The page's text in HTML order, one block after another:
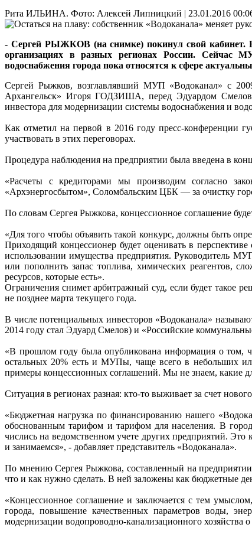
Рита ИЛЬИНА. Фото: Алексей Липницкий | 23.01.2016
- Сергей РЫЖКОВ(на снимке) покинул свой
организациях в разных регионах России. Сейчас
водоснабжения города пока относятся к сфере
Сергей Рыжков, возглавлявший МУП «Водоканал» с
Архангельск» Игоря ГОДЗИША, перед Эдуардом
инвестора для модернизации системы водоснабжения и
Как отметил на первой в 2016 году пресс-конференции
участвовать в этих переговорах.
Процедура наблюдения на предприятии была введена в
«Расчеты с кредиторами мы производим согласно
«Архэнергосбытом», Соломбальским ЦБК — за очистку
По словам Сергея Рыжкова, концессионное соглашение
«Для того чтобы объявить такой конкурс, должны быть
Приходящий концессионер будет оценивать в
использовании имущества предприятия. Руководитель
или пополнить запас топлива, химических реагентов,
ресурсов, которые есть».
Ограничения снимет арбитражный суд, если будет такое
не позднее марта текущего года.
В числе потенциальных инвесторов «Водоканала»
2014 году стал Эдуард Смелов) и «Российские
«В прошлом году была опубликована информация о
остальных 20% есть и МУПы, чаще всего в небольших
примеры концессионных соглашений. Мы не знаем, какие
Ситуация в регионах разная: кто-то выживает за счет
«Бюджетная нагрузка по финансированию нашего
обоснованным тарифом и тарифом для населения. В
числись на ведомственном учете других предприятий. Это
и занимаемся», - добавляет представитель «Водоканала».
По мнению Сергея Рыжкова, составленный на
что и как нужно сделать. В ней заложены как бюджетные
«Концессионное соглашение и заключается с тем
города, повышение качественных параметров воды,
модернизации водопроводно-канализационного хозяйства